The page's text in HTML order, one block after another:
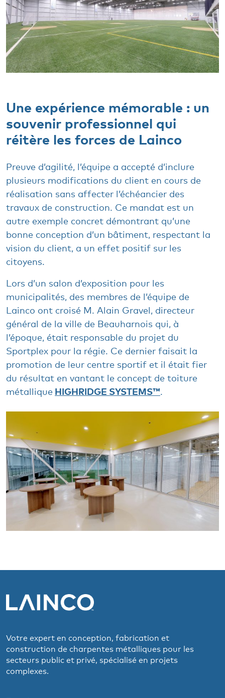
Une expérience mémorable : un
souvenir professionnel qui
réitère les forces de Lainco
Preuve d’agilité, l’équipe a accepté d’inclure
plusieurs modifications du client en cours de
réalisation sans affecter l’échéancier des
travaux de construction. Ce mandat est un
autre exemple concret démontrant qu’une
bonne conception d’un bâtiment, respectant la
vision du client, a un effet positif sur les
citoyens.
Lors d’un salon d’exposition pour les
municipalités, des membres de l’équipe de
Lainco ont croisé M. Alain Gravel, directeur
général de la ville de Beauharnois qui, à
l’époque, était responsable du projet du
Sportplex pour la régie. Ce dernier faisait la
promotion de leur centre sportif et il était fier
du résultat en vantant le concept de toiture
métallique HIGHRIDGE SYSTEMS™.
Votre expert en conception, fabrication et
construction de charpentes métalliques pour les
secteurs public et privé, spécialisé en projets
complexes.